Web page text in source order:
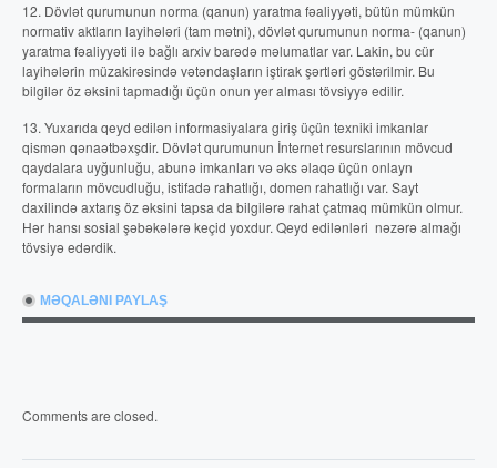
12. Dövlət qurumunun norma (qanun) yaratma fəaliyyəti, bütün mümkün
normativ aktların layihələri (tam mətni), dövlət qurumunun norma- (qanun)
yaratma fəaliyyəti ilə bağlı arxiv barədə məlumatlar var. Lakin, bu cür
layihələrin müzakirəsində vətəndaşların iştirak şərtləri göstərilmir. Bu
bilgilər öz əksini tapmadığı üçün onun yer alması tövsiyyə edilir.
13. Yuxarıda qeyd edilən informasiyalara giriş üçün texniki imkanlar
qismən qənaətbəxşdir. Dövlət qurumunun İnternet resurslarının mövcud
qaydalara uyğunluğu, abunə imkanları və əks əlaqə üçün onlayn
formaların mövcudluğu, istifadə rahatlığı, domen rahatlığı var. Sayt
daxilində axtarış öz əksini tapsa da bilgilərə rahat çatmaq mümkün olmur.
Hər hansı sosial şəbəkələrə keçid yoxdur. Qeyd edilənləri nəzərə almağı
tövsiyə edərdik.
MƏQALƏNI PAYLAŞ
Comments are closed.